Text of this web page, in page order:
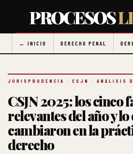
PROCESOS
← INICIO DERECHO PENAL
JURISPRUDENCIA · CSJN · ANÁLISIS
CSJN 2025: los cinco
relevantes del año y lo
cambiaron en la
derecho